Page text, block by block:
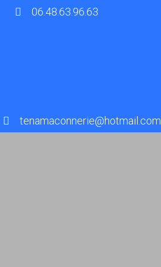
06.48.63.96.63
tenamaconnerie@hotmail.com